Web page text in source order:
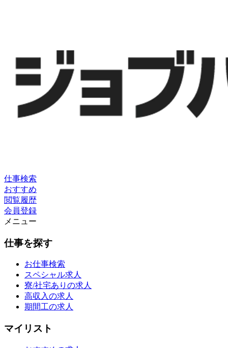
仕事検索
おすすめ
閲覧履歴
会員登録
メニュー
仕事を探す
お仕事検索
スペシャル求人
寮/社宅ありの求人
高収入の求人
期間工の求人
マイリスト